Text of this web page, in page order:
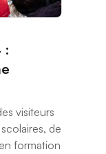
:
visiteurs
de
formation